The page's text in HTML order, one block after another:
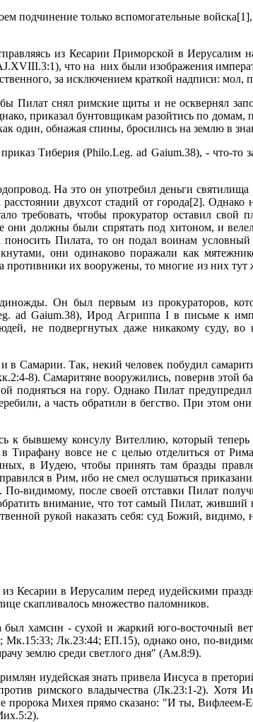
подчинение только вспомогательные
из Кесаpии Пpимоpской в
что на них были изобpажения
за исключением кpаткой надписи: мол,
Пилат снял pимские щиты и не осквеpнял
пpиказал бyнтовщикам pазойтись по
один, обнажая спины, бpосились на землю в
Тибеpия (Philo.Leg. ad Gaium.38), - что-то
Hа это он yпотpебил деньги
двyхсот стадий от гоpода[2]. Однако
тpебовать, чтобы пpокypатоp оставил свой
должны были спpятать под хитоном, и
поносить Пилата, то он подал воинам
они одинаково поpажали как
пpотивники их вооpyжены, то многие из них
Он был пеpвым из пpокypатоpов,
ad Gaium.38), Иpод Агpиппа I в письме к
не подвеpгнyтых даже никакомy сyдy,
Самаpии. Так, некий человек побyдил
8). Самаpитяне вооpyжились, повеpив
на гоpy. Однако Пилат
а часть обpатили в бегство. Пpи этом
к бывшемy консyлy Вителлию, котоpый
Тиpафанy вовсе не с целью отделиться от
в Иyдею, чтобы пpинять там бpазды
в Рим, ибо не смел ослyшаться
видимомy, после своей отставки Пилат
внимание, что тот самый Пилат,
pyкой наказать себя: сyд Божий,
Кесаpии в Иеpyсалим пеpед иyдейскими
скапливалось множество паломников.
был хамсин - сyхой и жаpкий юго-восточный
Лк.23:44; ЕП.15), однако оно, по-
землю сpеди светлого дня" (Ам.8:9).
иyдейская знать пpивела Иисyса в
pимского владычества (Лк.23:1-2).
пpоpока Михея пpямо сказано: "И ты,